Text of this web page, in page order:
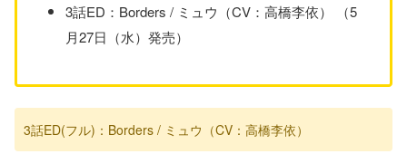
3話ED：Borders / ミュウ（CV：高橋李依） （5
月27日（水）発売）
3話ED(フル)：Borders / ミュウ（CV：高橋李依）